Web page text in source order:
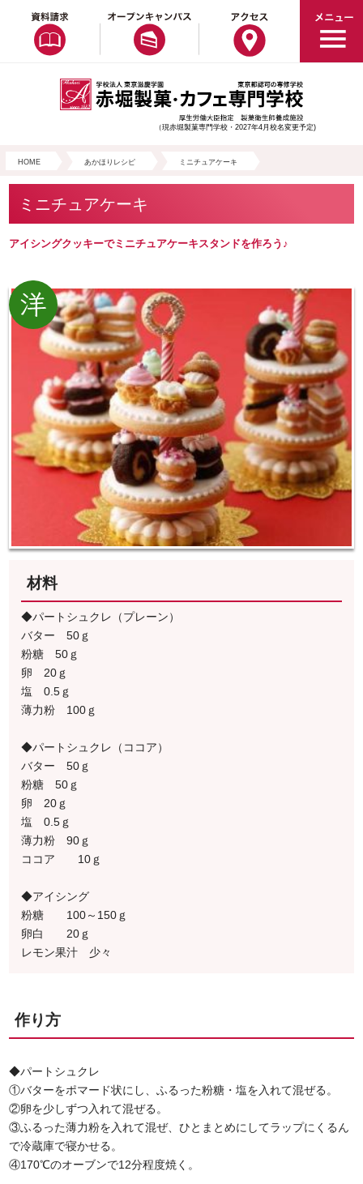
（現赤堀製菓専門学校・2027年4月校名変更予定)
HOME あかほりレシピ ミニチュアケーキ
ミニチュアケーキ
アイシングクッキーでミニチュアケーキスタンドを作ろう♪
材料
◆パートシュクレ（プレーン）
バター 50ｇ
粉糖 50ｇ
卵 20ｇ
塩 0.5ｇ
薄力粉 100ｇ
◆パートシュクレ（ココア）
バター 50ｇ
粉糖 50ｇ
卵 20ｇ
塩 0.5ｇ
薄力粉 90ｇ
ココア 10ｇ
◆アイシング
粉糖 100～150ｇ
卵白 20ｇ
レモン果汁 少々
作り方
◆パートシュクレ
①バターをポマード状にし、ふるった粉糖・塩を入れて混ぜる。
②卵を少しずつ入れて混ぜる。
③ふるった薄力粉を入れて混ぜ、ひとまとめにしてラップにくるん
で冷蔵庫で寝かせる。
④170℃のオーブンで12分程度焼く。